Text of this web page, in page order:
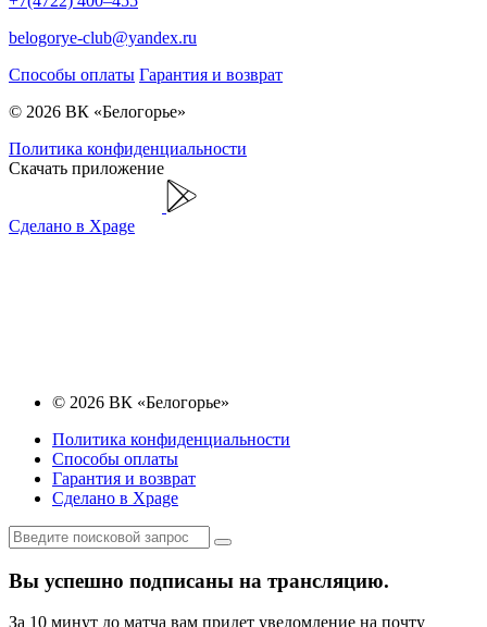
belogorye-club@yandex.ru
Способы оплаты Гарантия и возврат
© 2026 ВК «Белогорье»
Политика конфиденциальности
Скачать приложение
Сделано в Xpage
© 2026 ВК «Белогорье»
Политика конфиденциальности
Способы оплаты
Гарантия и возврат
Сделано в Xpage
Вы успешно подписаны на трансляцию.
За 10 минут до матча вам придет уведомление на почту